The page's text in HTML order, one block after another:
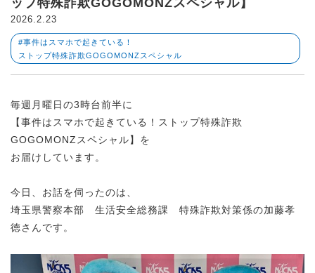
ップ特殊詐欺GOGOMONZスペシャル】
2026.2.23
#事件はスマホで起きている！
ストップ特殊詐欺GOGOMONZスペシャル
毎週月曜日の3時台前半に
【事件はスマホで起きている！ストップ特殊詐欺
GOGOMONZスペシャル】を
お届けしています。
今日、お話を伺ったのは、
埼玉県警察本部 生活安全総務課 特殊詐欺対策係の加藤孝
徳さんです。